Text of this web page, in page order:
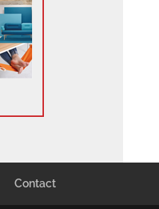
Contact